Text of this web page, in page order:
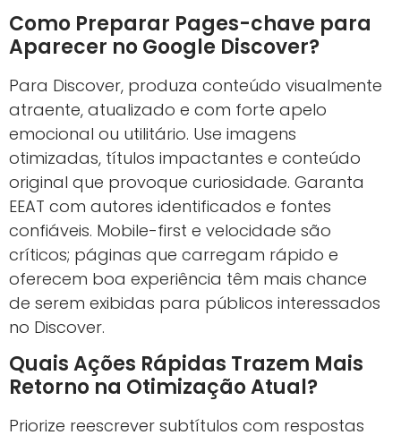
Como Preparar Pages-chave para
Aparecer no Google Discover?
Para Discover, produza conteúdo visualmente
atraente, atualizado e com forte apelo
emocional ou utilitário. Use imagens
otimizadas, títulos impactantes e conteúdo
original que provoque curiosidade. Garanta
EEAT com autores identificados e fontes
confiáveis. Mobile-first e velocidade são
críticos; páginas que carregam rápido e
oferecem boa experiência têm mais chance
de serem exibidas para públicos interessados
no Discover.
Quais Ações Rápidas Trazem Mais
Retorno na Otimização Atual?
Priorize reescrever subtítulos com respostas